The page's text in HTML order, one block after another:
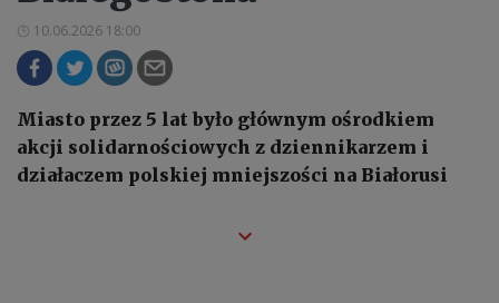
10.06.2026 18:00
Miasto przez 5 lat było głównym ośrodkiem
akcji solidarnościowych z dziennikarzem i
działaczem polskiej mniejszości na Białorusi